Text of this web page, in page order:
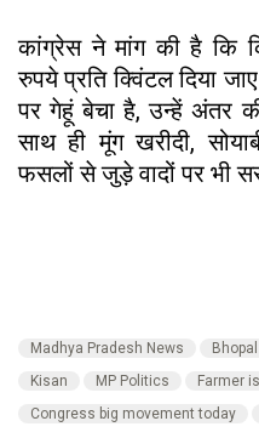
कांग्रेस ने मांग की है कि
रुपये प्रति क्विंटल दिया
पर गेहूं बेचा है, उन्हें अंतर
साथ ही मूंग खरीदी,
फसलों से जुड़े वादों पर भी
Madhya Pradesh News
Kisan
MP Politics
Farmer
Congress big movement today